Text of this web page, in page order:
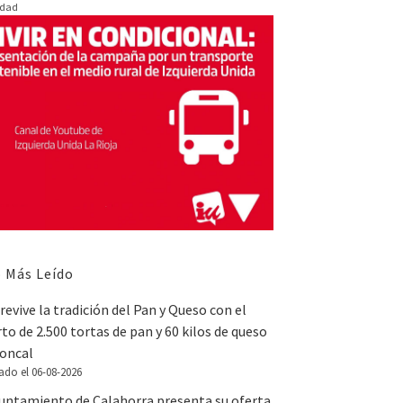
Más Leído
la tradición del Pan y Queso con el
de 2.500 tortas de pan y 60 kilos de queso
el 06-08-2026